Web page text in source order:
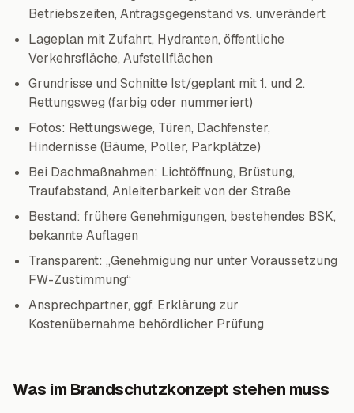
Betriebszeiten, Antragsgegenstand vs. unverändert
Lageplan mit Zufahrt, Hydranten, öffentliche
Verkehrsfläche, Aufstellflächen
Grundrisse und Schnitte Ist/geplant mit 1. und 2.
Rettungsweg (farbig oder nummeriert)
Fotos: Rettungswege, Türen, Dachfenster,
Hindernisse (Bäume, Poller, Parkplätze)
Bei Dachmaßnahmen: Lichtöffnung, Brüstung,
Traufabstand, Anleiterbarkeit von der Straße
Bestand: frühere Genehmigungen, bestehendes BSK,
bekannte Auflagen
Transparent: „Genehmigung nur unter Voraussetzung
FW-Zustimmung“
Ansprechpartner, ggf. Erklärung zur
Kostenübernahme behördlicher Prüfung
Was im Brandschutzkonzept stehen muss